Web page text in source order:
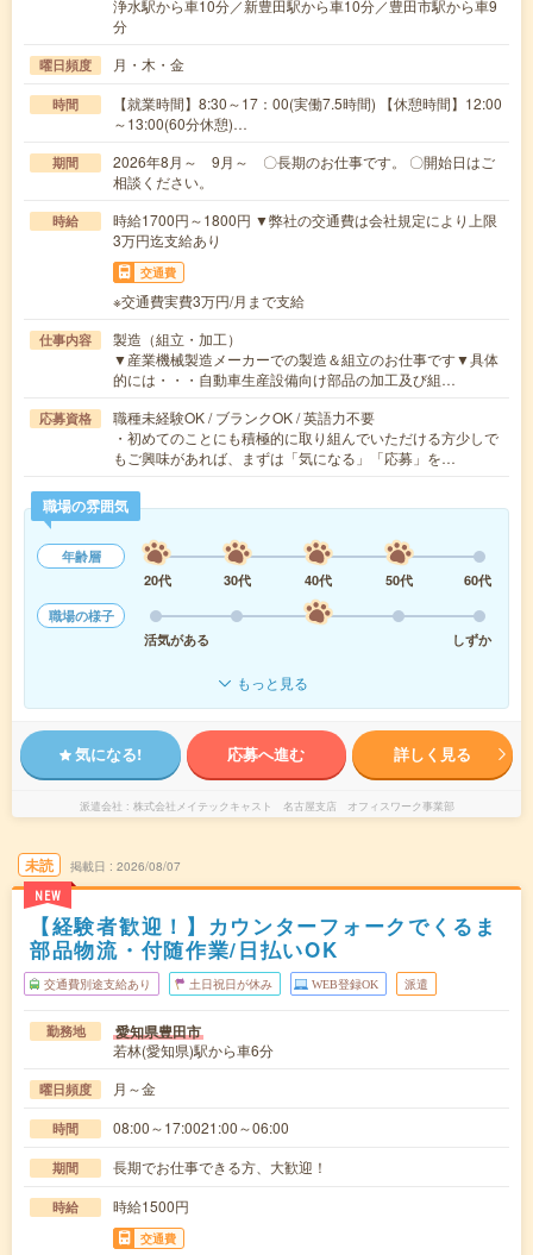
浄水駅から車10分／新豊田駅から車10分／豊田市駅から車9
分
曜日頻度 月・木・金
時間
【就業時間】8:30～17：00(実働7.5時間) 【休憩時間】12:00
～13:00(60分休憩)…
期間
2026年8月～ 9月～ 〇長期のお仕事です。 〇開始日はご
相談ください。
時給
時給1700円～1800円 ▼弊社の交通費は会社規定により上限
3万円迄支給あり
交通費
※交通費実費3万円/月まで支給
仕事内容
製造（組立・加工）
▼産業機械製造メーカーでの製造＆組立のお仕事です▼具体
的には・・・自動車生産設備向け部品の加工及び組…
応募資格
職種未経験OK / ブランクOK / 英語力不要
・初めてのことにも積極的に取り組んでいただける方少しで
もご興味があれば、まずは「気になる」「応募」を…
職場の雰囲気
年齢層
20代
30代 40代 50代
60代
職場の様子
活気がある
しずか
もっと見る
気になる! 応募へ進む 詳しく見る
派遣会社 株式会社メイテックキャスト 名古屋支店 オフィスワーク事業部
未読
NEW
掲載日 2026/08/07
【経験者歓迎！】カウンターフォークでくるま
部品物流・付随作業/日払いOK
交通費別途支給あり 土日祝日が休み WEB登録OK 派遣
勤務地 愛知県豊田市
若林(愛知県)駅から車6分
曜日頻度 月～金
時間 08:00～17:0021:00～06:00
期間 長期でお仕事できる方、大歓迎！
時給 時給1500円
交通費